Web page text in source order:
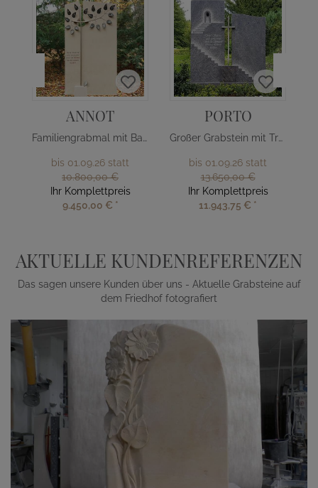
ANNOT
Familiengrabmal mit Baum Design
bis 01.09.26 statt
10.800,00 €
Ihr Komplettpreis
9.450,00 € *
PORTO
Großer Grabstein mit Treppe & Kreuz
bis 01.09.26 statt
13.650,00 €
Ihr Komplettpreis
11.943,75 € *
AKTUELLE KUNDENREFERENZEN
Das sagen unsere Kunden über uns - Aktuelle Grabsteine auf
dem Friedhof fotografiert